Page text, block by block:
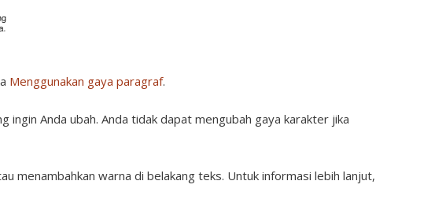
Menggunakan gaya paragraf.
ingin Anda ubah. Anda tidak dapat mengubah gaya karakter jika
menambahkan warna di belakang teks. Untuk informasi lebih lanjut,